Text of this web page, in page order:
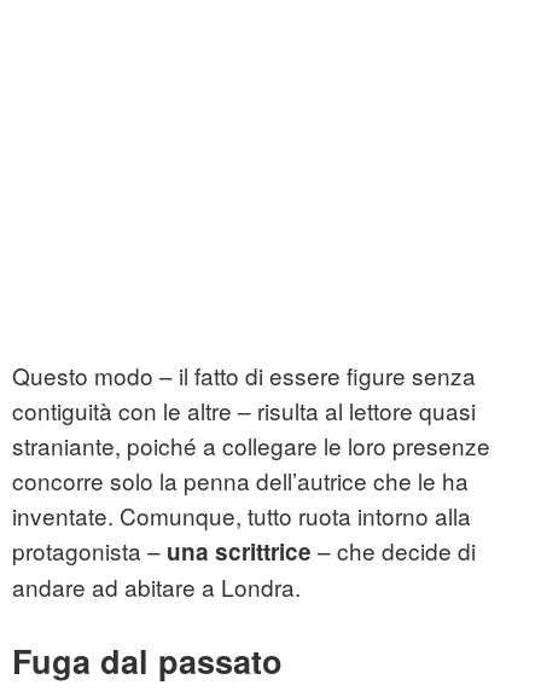
Questo modo – il fatto di essere figure senza
contiguità con le altre – risulta al lettore quasi
straniante, poiché a collegare le loro presenze
concorre solo la penna dell’autrice che le ha
inventate. Comunque, tutto ruota intorno alla
protagonista – una scrittrice – che decide di
andare ad abitare a Londra.
Fuga dal passato